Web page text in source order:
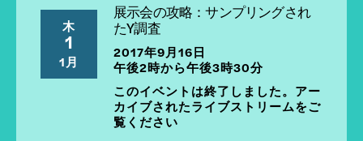
木
1
1月
展示会の攻略：サンプリングされ
たY調査
2017年9月16日
午後2時から午後3時30分
このイベントは終了しました。アー
カイブされたライブストリームをご
覧ください